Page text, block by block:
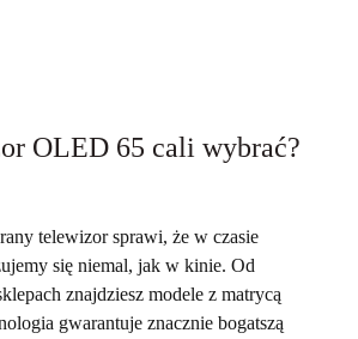
OLED 65 cali wybrać?
telewizor sprawi, że w czasie
się niemal, jak w kinie. Od
znajdziesz modele z matrycą
gwarantuje znacznie bogatszą